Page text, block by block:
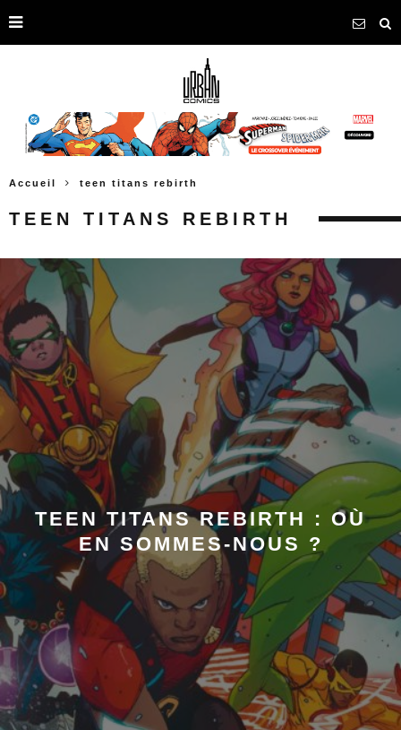
Accueil teen titans rebirth
TEEN TITANS REBIRTH
TEEN TITANS REBIRTH : OÙ
EN SOMMES-NOUS ?